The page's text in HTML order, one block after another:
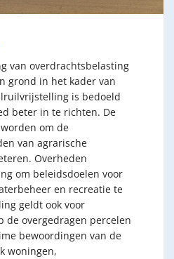
van overdrachtsbelasting
grond in het kader van
is bedoeld
beter in te richten. De
om de
van agrarische
Overheden
om beleidsdoelen voor
en recreatie te
geldt ook voor
de overgedragen percelen
bewoordingen van de
woningen,